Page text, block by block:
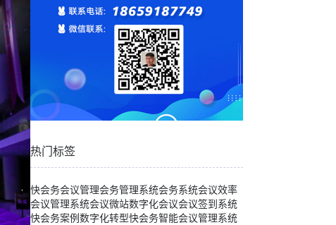
热门标签
快会务会议管理会务管理系统会务系统会议效率
会议管理系统会议微站数字化会议会议签到系统
快会务案例数字化转型快会务智能会议管理系统